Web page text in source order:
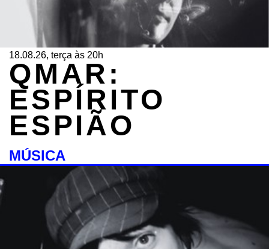
18.08.26, terça às 20h
QMAR:
ESPÍRITO
ESPIÃO
MÚSICA